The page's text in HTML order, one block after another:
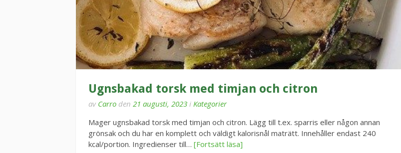
Ugnsbakad torsk med timjan och citron
av Carro den 21 augusti, 2023 i Kategorier
Mager ugnsbakad torsk med timjan och citron. Lägg till t.ex. sparris eller någon annan
grönsak och du har en komplett och väldigt kalorisnål maträtt. Innehåller endast 240
kcal/portion. Ingredienser till… [Fortsätt läsa]